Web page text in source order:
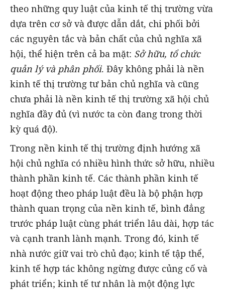
theo những quy luật của kinh tế thị trường vừa
dựa trên cơ sở và được dẫn dắt, chi phối bởi
các nguyên tắc và bản chất của chủ nghĩa xã
hội, thể hiện trên cả ba mặt: Sở hữu, tổ chức
quản lý và phân phối. Đây không phải là nền
kinh tế thị trường tư bản chủ nghĩa và cũng
chưa phải là nền kinh tế thị trường xã hội chủ
nghĩa đầy đủ (vì nước ta còn đang trong thời
kỳ quá độ).
Trong nền kinh tế thị trường định hướng xã
hội chủ nghĩa có nhiều hình thức sở hữu, nhiều
thành phần kinh tế. Các thành phần kinh tế
hoạt động theo pháp luật đều là bộ phận hợp
thành quan trọng của nền kinh tế, bình đẳng
trước pháp luật cùng phát triển lâu dài, hợp tác
và cạnh tranh lành mạnh. Trong đó, kinh tế
nhà nước giữ vai trò chủ đạo; kinh tế tập thể,
kinh tế hợp tác không ngừng được củng cố và
phát triển; kinh tế tư nhân là một động lực